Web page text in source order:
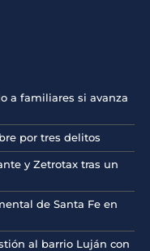
a familiares si avanza
por tres delitos
y Zetrotax tras un
de Santa Fe en
al barrio Luján con